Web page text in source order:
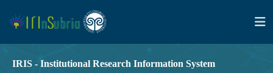
IRIS - Institutional Research Information System